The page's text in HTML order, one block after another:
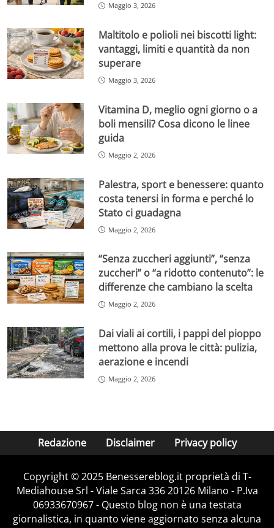
Maggio 3, 2026
Maltitolo e polioli nei biscotti light:
vantaggi, limiti e quantità da non
superare
Maggio 3, 2026
Vitamina D, meglio ogni giorno o a
boli mensili? Cosa dicono le linee
guida
Maggio 2, 2026
Palestra, sport e benessere: quanto
costa tenersi in forma e perché lo
Stato ci guadagna
Maggio 2, 2026
“Senza zuccheri aggiunti”, “senza
zuccheri” o “a ridotto contenuto”: le
differenze che cambiano la scelta
Maggio 2, 2026
Dai viali ai cortili, i pappi del pioppo
mettono alla prova le città: pulizia,
aerazione e incendi
Maggio 2, 2026
Redazione Disclaimer Privacy policy
Copyright © 2025 Benessereblog.it proprietà di T-
Mediahouse Srl - Viale Sarca 336 20126 Milano - P.Iva
06933670967 - Questo blog non è una testata
giornalistica, in quanto viene aggiornato senza alcuna